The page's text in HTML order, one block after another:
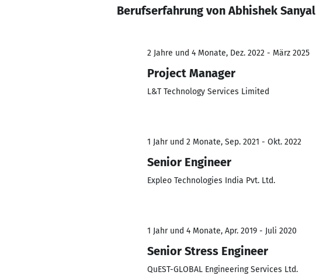
Berufserfahrung von Abhishek Sanyal
2 Jahre und 4 Monate, Dez. 2022 - März 2025
Project Manager
L&T Technology Services Limited
1 Jahr und 2 Monate, Sep. 2021 - Okt. 2022
Senior Engineer
Expleo Technologies India Pvt. Ltd.
1 Jahr und 4 Monate, Apr. 2019 - Juli 2020
Senior Stress Engineer
QuEST-GLOBAL Engineering Services Ltd.